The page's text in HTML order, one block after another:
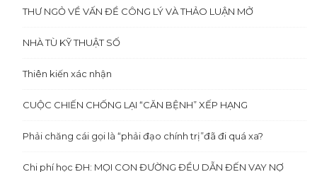
THƯ NGỎ VỀ VẤN ĐỀ CÔNG LÝ VÀ THẢO LUẬN MỞ
NHÀ TÙ KỸ THUẬT SỐ
Thiên kiến xác nhận
CUỘC CHIẾN CHỐNG LẠI “CĂN BỆNH” XẾP HẠNG
Phải chăng cái gọi là “phải đạo chính trị”đã đi quá xa?
Chi phí học ĐH: MỌI CON ĐƯỜNG ĐỀU DẪN ĐẾN VAY NỢ